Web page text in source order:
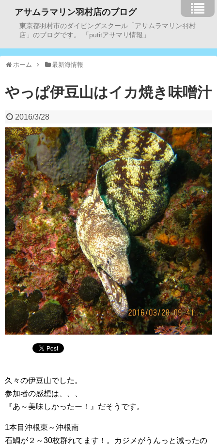
アサムラマリン羽村店のブログ
東京都羽村市のダイビングスクール「アサムラマリン羽村
店」のブログです。 「putitアサマリ情報」
ホーム 最新海情報
やっぱ伊豆山はイカ焼き味噌汁
2016/3/28
久々の伊豆山でした。
参加者の感想は、、、
『あ～美味しかったー！』だそうです。
1本目沖根東～沖根南
石鯛が２～30枚群れてます！。カジメがうんっと減ったの